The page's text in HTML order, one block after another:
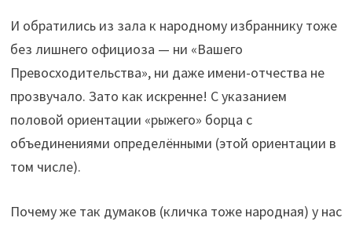
И обратились из зала к народному избраннику тоже
без лишнего официоза — ни «Вашего
Превосходительства», ни даже имени-отчества не
прозвучало. Зато как искренне! С указанием
половой ориентации «рыжего» борца с
объединениями определёнными (этой ориентации в
том числе).
Почему же так думаков (кличка тоже народная) у нас